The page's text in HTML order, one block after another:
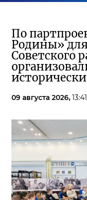
По
Родины»
Советского
09 августа 2026, 13:41